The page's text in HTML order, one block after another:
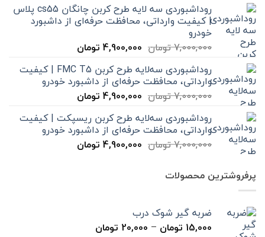
2,000,000 تومان
بود.
1,590,000 تومان
است.
روداشبوردی سه‌ لایه طرح کربن چانگان cs55 پلاس
| کیفیت وارداتی، محافظت حرفه‌ای از داشبورد
خودرو
7,000,000تومان قیمت
7,000,000 تومان
بود.
4,900,000 تومانقیمت
4,900,000 تومان
است.
روداشبوردی سه‌لایه طرح کربن FMC T5 | کیفیت
وارداتی، محافظت حرفه‌ای از داشبورد خودرو
7,000,000تومان قیمت
7,000,000 تومان
بود.
4,900,000 تومانقیمت
4,900,000 تومان
است.
روداشبوردی سه‌لایه طرح کربن ریسپکت | کیفیت
وارداتی، محافظت حرفه‌ای از داشبورد خودرو
7,000,000تومان قیمت
4,900,000 تومانقیمت
پرفروشترین محصولات
ضربه گیر شوک درب
15,000 تومان –
20,000 تومان